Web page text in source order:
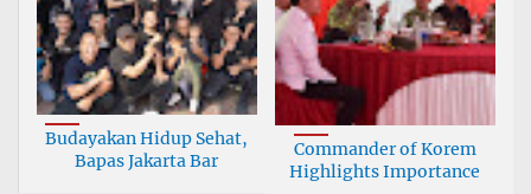
Budayakan Hidup Sehat,
Bapas Jakarta Bar
Commander of Korem
Highlights Importance